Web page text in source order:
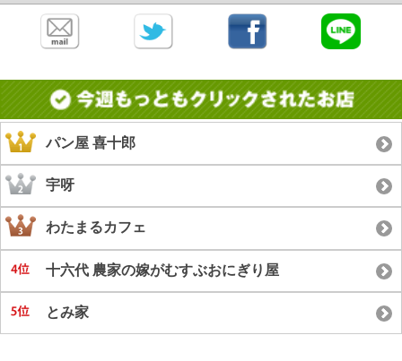
パン屋 喜十郎
宇呀
わたまるカフェ
十六代 農家の嫁がむすぶおにぎり屋
とみ家